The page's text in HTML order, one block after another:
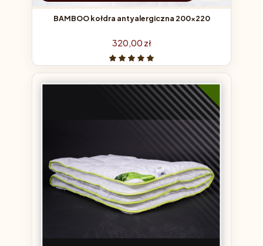
BAMBOO kołdra antyalergiczna 200x220
Cena
320,00 zł